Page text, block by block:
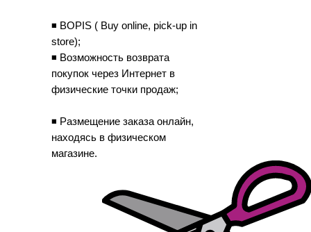
◾ BOPIS ( Buy online, pick-up in
store);
◾ Возможность возврата
покупок через Интернет в
физические точки продаж;
◾ Размещение заказа онлайн,
находясь в физическом
магазине.